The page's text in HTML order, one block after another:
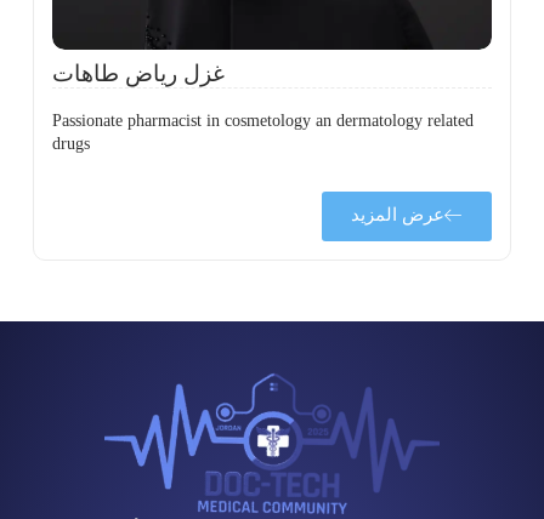
غزل رياض طاهات
Passionate pharmacist in cosmetology an dermatology related
drugs
عرض المزيد